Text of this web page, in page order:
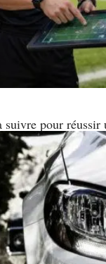
suivre pour